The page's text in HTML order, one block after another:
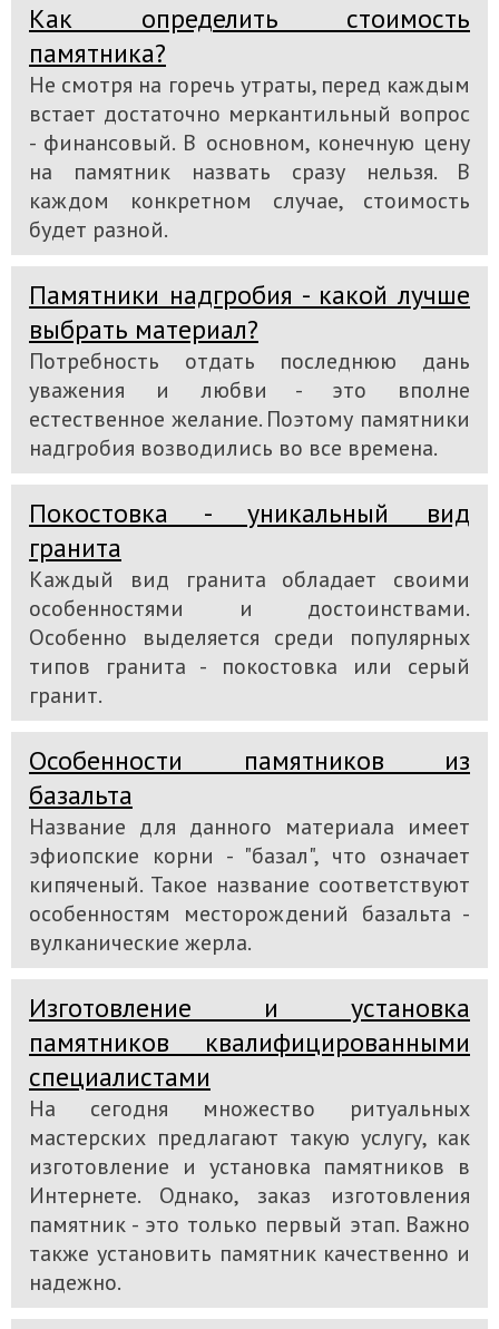
Как определить стоимость
памятника?
Не смотря на горечь утраты, перед каждым
встает достаточно меркантильный вопрос
- финансовый. В основном, конечную цену
на памятник назвать сразу нельзя. В
каждом конкретном случае, стоимость
будет разной.
Памятники надгробия - какой лучше
выбрать материал?
Потребность отдать последнюю дань
уважения и любви - это вполне
естественное желание. Поэтому памятники
надгробия возводились во все времена.
Покостовка - уникальный вид
гранита
Каждый вид гранита обладает своими
особенностями и достоинствами.
Особенно выделяется среди популярных
типов гранита - покостовка или серый
гранит.
Особенности памятников из
базальта
Название для данного материала имеет
эфиопские корни - "базал", что означает
кипяченый. Такое название соответствуют
особенностям месторождений базальта -
вулканические жерла.
Изготовление и установка
памятников квалифицированными
специалистами
На сегодня множество ритуальных
мастерских предлагают такую услугу, как
изготовление и установка памятников в
Интернете. Однако, заказ изготовления
памятник - это только первый этап. Важно
также установить памятник качественно и
надежно.